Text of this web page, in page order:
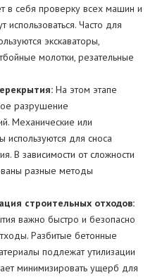
в себя проверку всех машин и
использоваться. Часто для
экскаваторы,
молотки, резательные
На этом этапе
разрушение
Механические или
используются для сноса
В зависимости от сложности
разные методы
строительных отходов:
важно быстро и безопасно
Разбитые бетонные
подлежат утилизации
минимизировать ущерб для